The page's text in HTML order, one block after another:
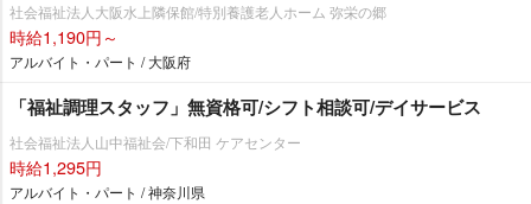
社会福祉法人大阪水上隣保館/特別養護老人ホーム 弥栄の郷
時給1,190円～
アルバイト・パート / 大阪府
「福祉調理スタッフ」無資格可/シフト相談可/デイサービス
社会福祉法人山中福祉会/下和田 ケアセンター
時給1,295円
アルバイト・パート / 神奈川県